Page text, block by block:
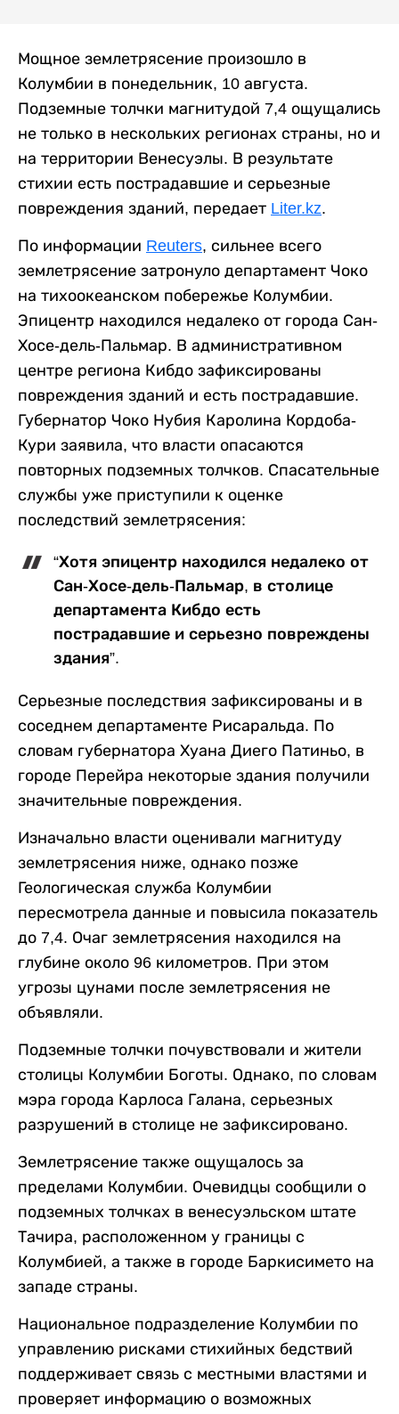
Мощное землетрясение произошло в
Колумбии в понедельник, 10 августа.
Подземные толчки магнитудой 7,4 ощущались
не только в нескольких регионах страны, но и
на территории Венесуэлы. В результате
стихии есть пострадавшие и серьезные
повреждения зданий, передает Liter.kz.
По информации Reuters, сильнее всего
землетрясение затронуло департамент Чоко
на тихоокеанском побережье Колумбии.
Эпицентр находился недалеко от города Сан-
Хосе-дель-Пальмар. В административном
центре региона Кибдо зафиксированы
повреждения зданий и есть пострадавшие.
Губернатор Чоко Нубия Каролина Кордоба-
Кури заявила, что власти опасаются
повторных подземных толчков. Спасательные
службы уже приступили к оценке
последствий землетрясения:
“Хотя эпицентр находился недалеко от
Сан-Хосе-дель-Пальмар, в столице
департамента Кибдо есть
пострадавшие и серьезно повреждены
здания”.
Серьезные последствия зафиксированы и в
соседнем департаменте Рисаральда. По
словам губернатора Хуана Диего Патиньо, в
городе Перейра некоторые здания получили
значительные повреждения.
Изначально власти оценивали магнитуду
землетрясения ниже, однако позже
Геологическая служба Колумбии
пересмотрела данные и повысила показатель
до 7,4. Очаг землетрясения находился на
глубине около 96 километров. При этом
угрозы цунами после землетрясения не
объявляли.
Подземные толчки почувствовали и жители
столицы Колумбии Боготы. Однако, по словам
мэра города Карлоса Галана, серьезных
разрушений в столице не зафиксировано.
Землетрясение также ощущалось за
пределами Колумбии. Очевидцы сообщили о
подземных толчках в венесуэльском штате
Тачира, расположенном у границы с
Колумбией, а также в городе Баркисимето на
западе страны.
Национальное подразделение Колумбии по
управлению рисками стихийных бедствий
поддерживает связь с местными властями и
проверяет информацию о возможных